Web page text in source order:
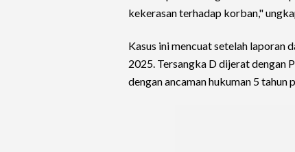
kekerasan terhadap korban,"
Kasus ini mencuat setelah laporan
2025. Tersangka D dijerat dengan
dengan ancaman hukuman 5 tahun